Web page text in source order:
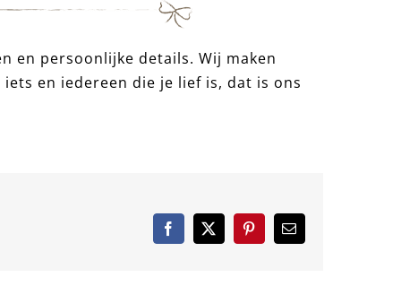
en persoonlijke details. Wij maken
en iedereen die je lief is, dat is ons
Facebook
X Pinterest
e-
mail